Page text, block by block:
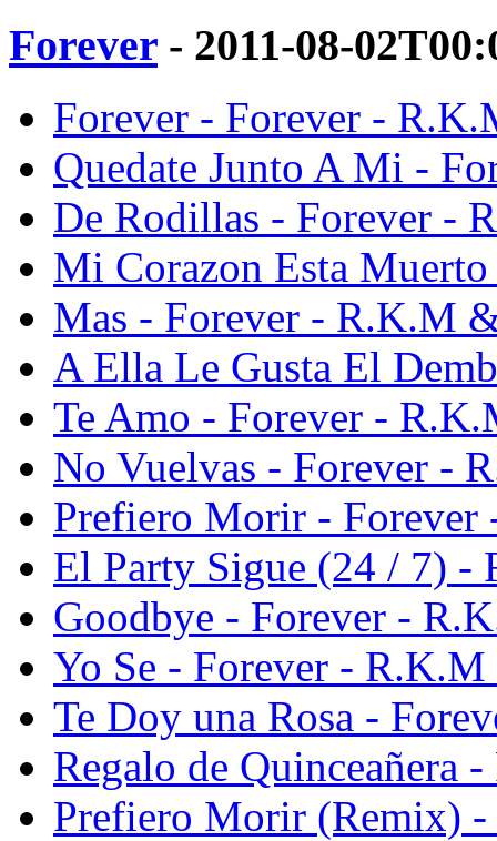
Forever - 2011-08-
Forever - Forever -
Quedate Junto A Mi -
De Rodillas - Forever -
Mi Corazon Esta
Mas - Forever - R.K.M
A Ella Le Gusta El
Te Amo - Forever -
No Vuelvas - Forever -
Prefiero Morir -
El Party Sigue (24 / 7)
Goodbye - Forever -
Yo Se - Forever -
Te Doy una Rosa -
Regalo de
Prefiero Morir (Remix)